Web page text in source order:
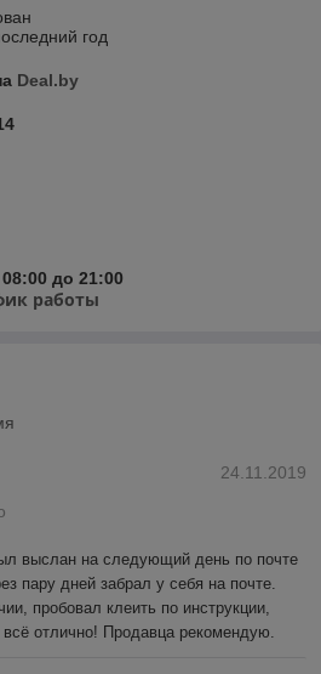
год
Deal.by
до 21:00
работы
24.11.2019
выслан на следующий день по почте
пару дней забрал у себя на почте.
пробовал клеить по инструкции,
отлично! Продавца рекомендую.